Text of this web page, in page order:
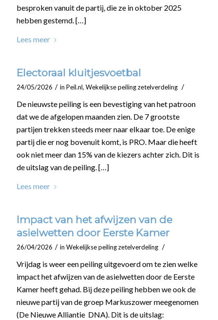
besproken vanuit de partij, die ze in oktober 2025
hebben gestemd. […]
Lees meer
Electoraal kluitjesvoetbal
24/05/2026 / in Peil.nl, Wekelijkse peiling zetelverdeling /
De nieuwste peiling is een bevestiging van het patroon
dat we de afgelopen maanden zien. De 7 grootste
partijen trekken steeds meer naar elkaar toe. De enige
partij die er nog bovenuit komt, is PRO. Maar die heeft
ook niet meer dan 15% van de kiezers achter zich. Dit is
de uitslag van de peiling. […]
Lees meer
Impact van het afwijzen van de
asielwetten door Eerste Kamer
26/04/2026 / in Wekelijkse peiling zetelverdeling /
Vrijdag is weer een peiling uitgevoerd om te zien welke
impact het afwijzen van de asielwetten door de Eerste
Kamer heeft gehad. Bij deze peiling hebben we ook de
nieuwe partij van de groep Markuszower meegenomen
(De Nieuwe Alliantie DNA). Dit is de uitslag: